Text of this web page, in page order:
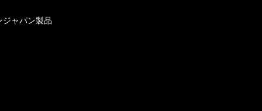
ャパン製品